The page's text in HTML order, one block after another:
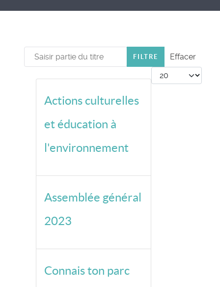
Saisir partie du titre FILTRE
Effacer
Afficher #
Actions culturelles
et éducation à
l'environnement
Assemblée général
2023
Connais ton parc